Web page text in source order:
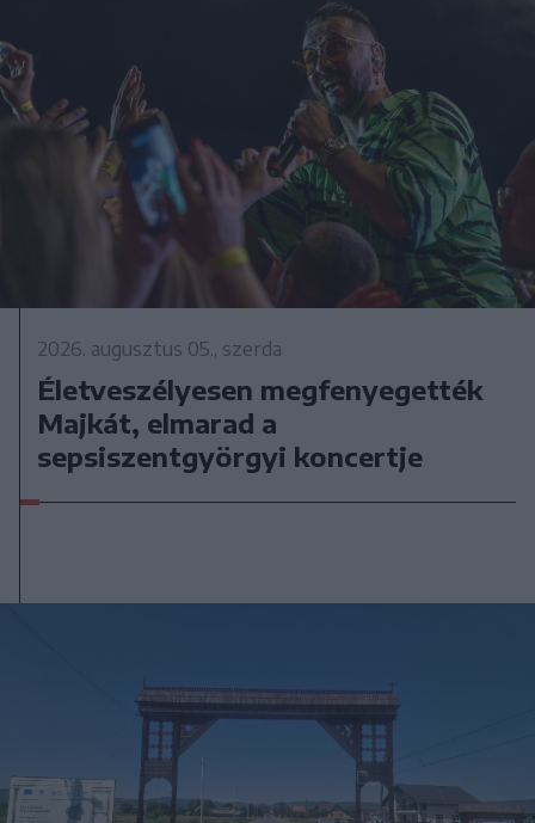
2026. augusztus 05., szerda
Életveszélyesen megfenyegették
Majkát, elmarad a
sepsiszentgyörgyi koncertje